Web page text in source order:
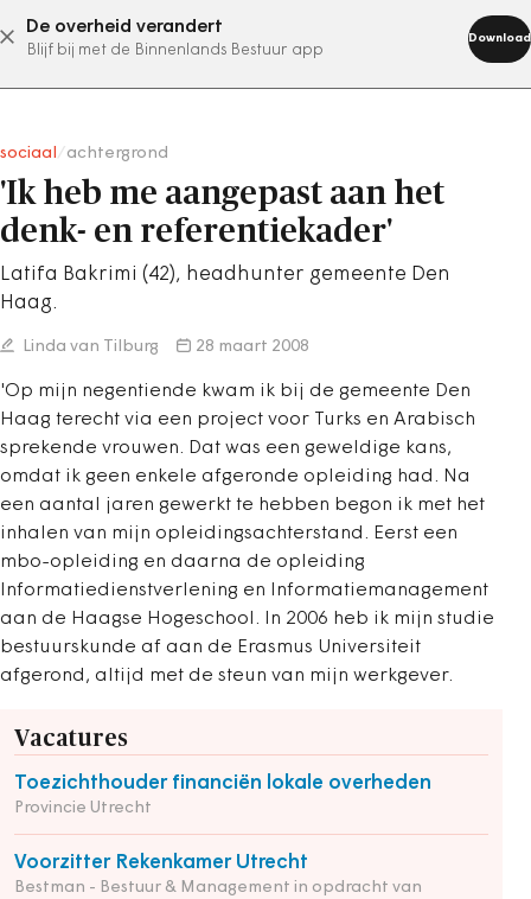
De overheid verandert
Blijf bij met de Binnenlands Bestuur app
Download
abonneer nu
sociaal achtergrond
'Ik heb me aangepast aan het
denk- en referentiekader'
Latifa Bakrimi (42), headhunter gemeente Den
Haag.
Linda van Tilburg 28 maart 2008
'Op mijn negentiende kwam ik bij de gemeente Den
Haag terecht via een project voor Turks en Arabisch
sprekende vrouwen. Dat was een geweldige kans,
omdat ik geen enkele afgeronde opleiding had. Na
een aantal jaren gewerkt te hebben begon ik met het
inhalen van mijn opleidingsachterstand. Eerst een
mbo-opleiding en daarna de opleiding
Informatiedienstverlening en Informatiemanagement
aan de Haagse Hogeschool. In 2006 heb ik mijn studie
bestuurskunde af aan de Erasmus Universiteit
afgerond, altijd met de steun van mijn werkgever.
Vacatures
Toezichthouder financiën lokale overheden
Provincie Utrecht
Voorzitter Rekenkamer Utrecht
Bestman - Bestuur & Management in opdracht van